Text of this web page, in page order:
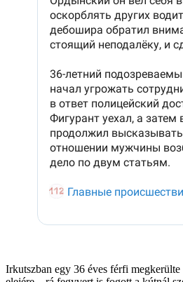
Irkutszban egy 36 éves férfi megkerülte